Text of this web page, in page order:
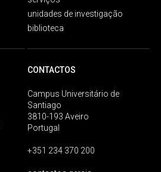
unidades de investigação
biblioteca
CONTACTOS
Campus Universitário de
Santiago
3810-193 Aveiro
Portugal
+351 234 370 200